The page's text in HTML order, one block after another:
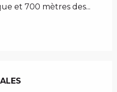
et 700 mètres des...